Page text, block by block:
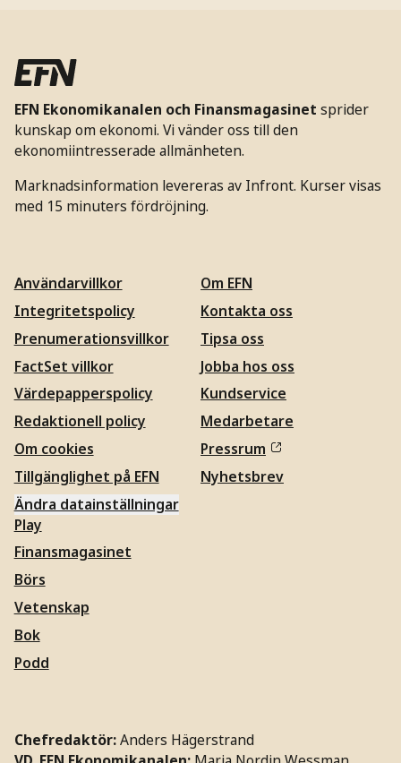
EFN Ekonomikanalen och Finansmagasinet sprider
kunskap om ekonomi. Vi vänder oss till den
ekonomiintresserade allmänheten.
Marknadsinformation levereras av Infront. Kurser visas
med 15 minuters fördröjning.
Användarvillkor
Integritetspolicy
Prenumerationsvillkor
FactSet villkor
Värdepapperspolicy
Redaktionell policy
Om cookies
Tillgänglighet på EFN
Ändra datainställningar
Om EFN
Kontakta oss
Tipsa oss
Jobba hos oss
Kundservice
Medarbetare
Pressrum
Nyhetsbrev
Play
Finansmagasinet
Börs
Vetenskap
Bok
Podd
Chefredaktör:Anders Hägerstrand